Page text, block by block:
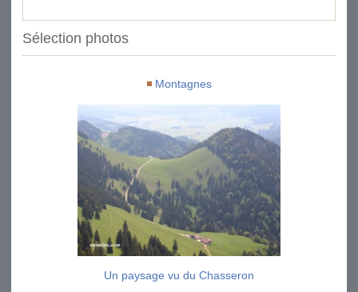
Sélection photos
Montagnes
Un paysage vu du Chasseron